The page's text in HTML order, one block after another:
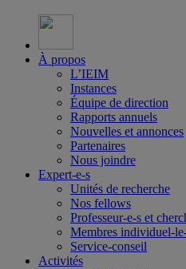
À propos
L’IEIM
Instances
Équipe de direction
Rapports annuels
Nouvelles et annonces
Partenaires
Nous joindre
Expert-e-s
Unités de recherche
Nos fellows
Professeur-e-s et
Membres individuel-
Service-conseil
Activités